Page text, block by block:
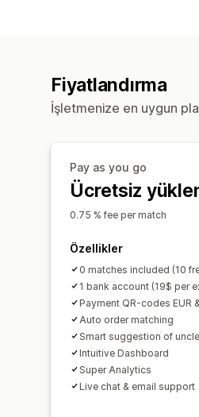
Fiyatlandırma
İşletmenize en uygun
Pay as you go
Ücretsiz
0.75 % fee per match
Özellikler
0 matches included (10
1 bank account (19$ per
Payment QR-codes EUR
Auto order matching
Smart suggestion of
Intuitive Dashboard
Super Analytics
Live chat & email support